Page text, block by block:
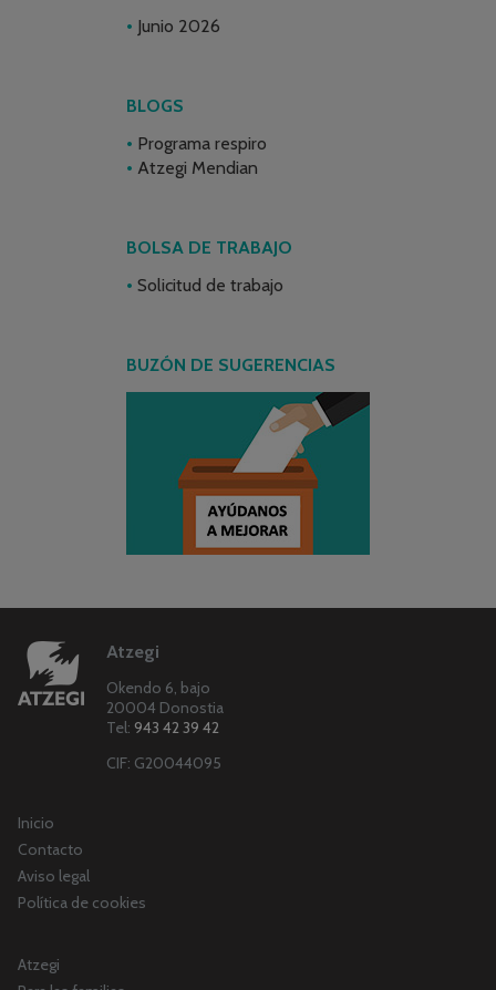
Junio 2026
BLOGS
Programa respiro
Atzegi Mendian
BOLSA DE TRABAJO
Solicitud de trabajo
BUZÓN DE SUGERENCIAS
Atzegi
Okendo 6, bajo
20004 Donostia
Tel: 943 42 39 42
CIF: G20044095
Inicio
Contacto
Aviso legal
Política de cookies
Atzegi